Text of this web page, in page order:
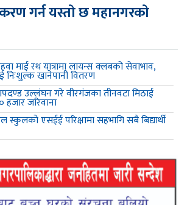
गर्न यस्ताे छ महानगरकाे
माई रथ यात्रामा लायन्स क्लबको सेवाभाव,
निःशुल्क खानेपानी वितरण
उल्लंघन गरे वीरगंजका तीनवटा मिठाई
जरिवाना
एसईई परिक्षामा सहभागि सबै बिद्यार्थी